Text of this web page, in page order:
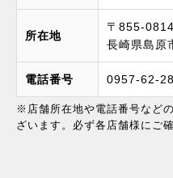
所在地
〒855-0814
長崎県島原
電話番号 0957-62-
※店舗所在地や電話番号など
ざいます。必ず各店舗様にご